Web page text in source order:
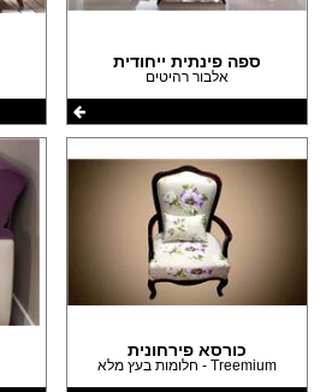
ספה פינתית ייחודית
אלבור רהיטים
כורסא פירחונית
Treemium - חלומות בעץ מלא